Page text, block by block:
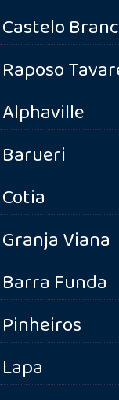
Castelo
Raposo
Alphaville
Barueri
Cotia
Granja Viana
Barra Funda
Pinheiros
Lapa